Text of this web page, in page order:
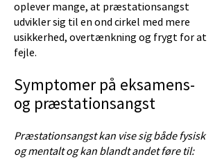
oplever mange, at præstationsangst
udvikler sig til en ond cirkel med mere
usikkerhed, overtænkning og frygt for at
fejle.
Symptomer på eksamens-
og præstationsangst
Præstationsangst kan vise sig både fysisk
og mentalt og kan blandt andet føre til: